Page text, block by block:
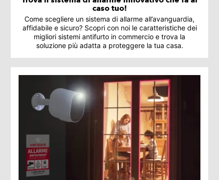
caso tuo!
Come scegliere un sistema di allarme all’avanguardia,
affidabile e sicuro? Scopri con noi le caratteristiche dei
migliori sistemi antifurto in commercio e trova la
soluzione più adatta a proteggere la tua casa.